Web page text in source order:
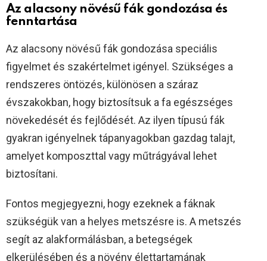
Az alacsony növésű fák gondozása és
fenntartása
Az alacsony növésű fák gondozása speciális
figyelmet és szakértelmet igényel. Szükséges a
rendszeres öntözés, különösen a száraz
évszakokban, hogy biztosítsuk a fa egészséges
növekedését és fejlődését. Az ilyen típusú fák
gyakran igényelnek tápanyagokban gazdag talajt,
amelyet komposzttal vagy műtrágyával lehet
biztosítani.
Fontos megjegyezni, hogy ezeknek a fáknak
szükségük van a helyes metszésre is. A metszés
segít az alakformálásban, a betegségek
elkerülésében és a növény élettartamának